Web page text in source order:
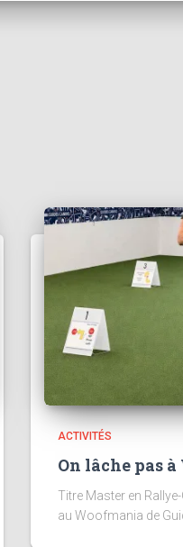
ACTIVITÉS
On lâche pas
Titre Master en
au Woofmania de